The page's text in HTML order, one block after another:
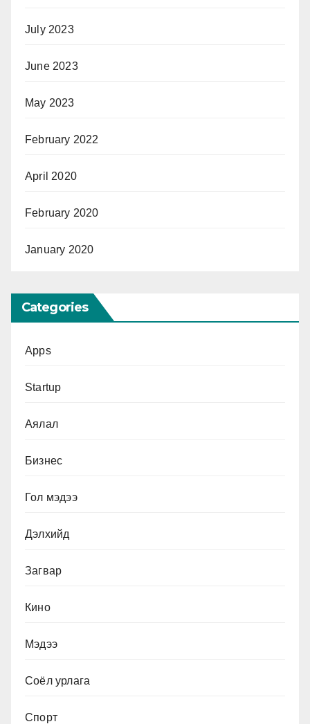
July 2023
June 2023
May 2023
February 2022
April 2020
February 2020
January 2020
Categories
Apps
Startup
Аялал
Бизнес
Гол мэдээ
Дэлхийд
Загвар
Кино
Мэдээ
Соёл урлага
Спорт